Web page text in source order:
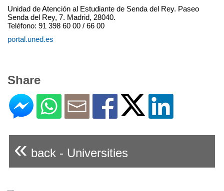
Unidad de Atención al Estudiante de Senda del Rey. Paseo
Senda del Rey, 7. Madrid, 28040.
Teléfono: 91 398 60 00 / 66 00
portal.uned.es
Share
« back - Universities